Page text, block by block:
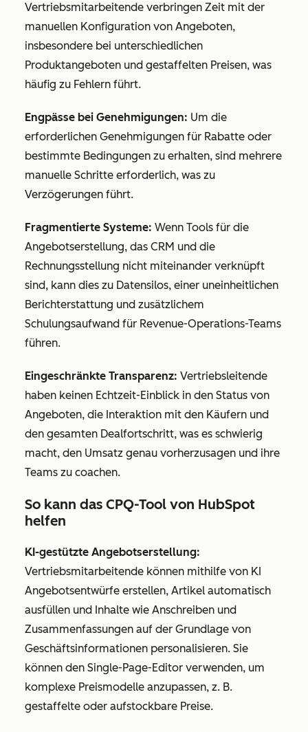
Vertriebsmitarbeitende verbringen Zeit mit der
manuellen Konfiguration von Angeboten,
insbesondere bei unterschiedlichen
Produktangeboten und gestaffelten Preisen, was
häufig zu Fehlern führt.
Engpässe bei Genehmigungen: Um die
erforderlichen Genehmigungen für Rabatte oder
bestimmte Bedingungen zu erhalten, sind mehrere
manuelle Schritte erforderlich, was zu
Verzögerungen führt.
Fragmentierte Systeme: Wenn Tools für die
Angebotserstellung, das CRM und die
Rechnungsstellung nicht miteinander verknüpft
sind, kann dies zu Datensilos, einer uneinheitlichen
Berichterstattung und zusätzlichem
Schulungsaufwand für Revenue-Operations-Teams
führen.
Eingeschränkte Transparenz: Vertriebsleitende
haben keinen Echtzeit-Einblick in den Status von
Angeboten, die Interaktion mit den Käufern und
den gesamten Dealfortschritt, was es schwierig
macht, den Umsatz genau vorherzusagen und ihre
Teams zu coachen.
So kann das CPQ-Tool von HubSpot
helfen
KI-gestützte Angebotserstellung:
Vertriebsmitarbeitende können mithilfe von KI
Angebotsentwürfe erstellen, Artikel automatisch
ausfüllen und Inhalte wie Anschreiben und
Zusammenfassungen auf der Grundlage von
Geschäftsinformationen personalisieren. Sie
können den Single-Page-Editor verwenden, um
komplexe Preismodelle anzupassen, z. B.
gestaffelte oder aufstockbare Preise.